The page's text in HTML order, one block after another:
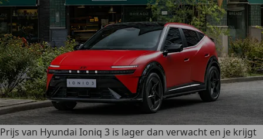
Prijs van Hyundai Ioniq 3 is lager dan verwacht en je krijgt